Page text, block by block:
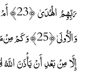
وَالْأُولَىٰ